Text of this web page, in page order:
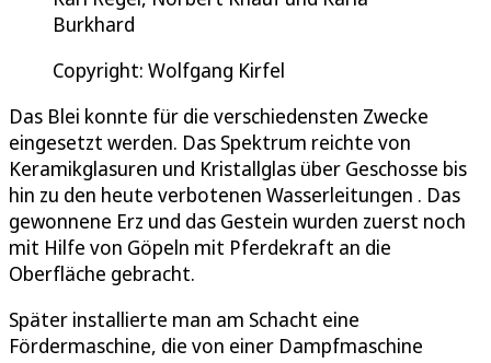
Burkhard
Copyright: Wolfgang Kirfel
Das Blei konnte für die verschiedensten Zwecke
eingesetzt werden. Das Spektrum reichte von
Keramikglasuren und Kristallglas über Geschosse bis
hin zu den heute verbotenen Wasserleitungen . Das
gewonnene Erz und das Gestein wurden zuerst noch
mit Hilfe von Göpeln mit Pferdekraft an die
Oberfläche gebracht.
Später installierte man am Schacht eine
Fördermaschine, die von einer Dampfmaschine